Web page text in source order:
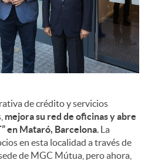
de crédito y servicios
mejora su red de oficinas y abre
en Mataró, Barcelona . La
en esta localidad a través de
de MGC Mútua, pero ahora,